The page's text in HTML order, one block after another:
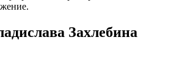
Захлебина